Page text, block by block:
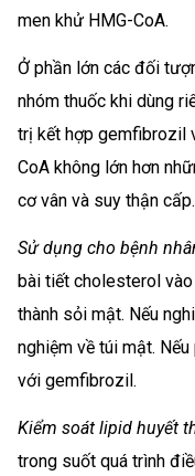
men khử HMG-CoA.
Ở phần lớn các đối
nhóm thuốc khi dùng
trị kết hợp gemfibrozil
CoA không lớn hơn
cơ vân và suy thận cấp.
Sử dụng cho bệnh
bài tiết cholesterol
thành sỏi mật. Nếu
nghiệm về túi mật.
với gemfibrozil.
Kiểm soát lipid huyết
trong suốt quá trình